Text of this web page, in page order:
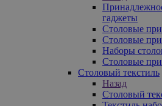
гаджеты
Столовые
Столовые
Наборы
Столовые
Столовый текстиль
Назад
Столовый